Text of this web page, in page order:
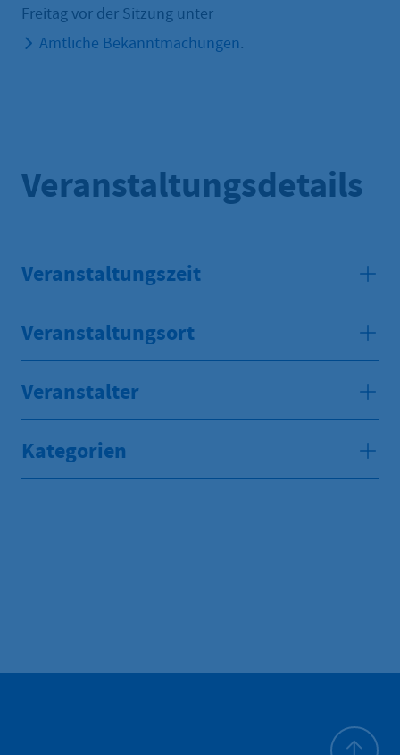
Freitag vor der Sitzung unter
Amtliche Bekanntmachungen.
Veranstaltungsdetails
Veranstaltungszeit
Veranstaltungsort
Veranstalter
Kategorien